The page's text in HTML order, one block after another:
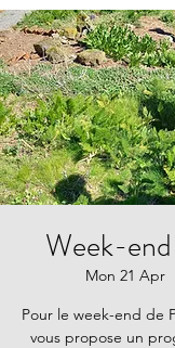
Week-
Mon 21 Apr
  |
Pour le week-end de
vous propose un